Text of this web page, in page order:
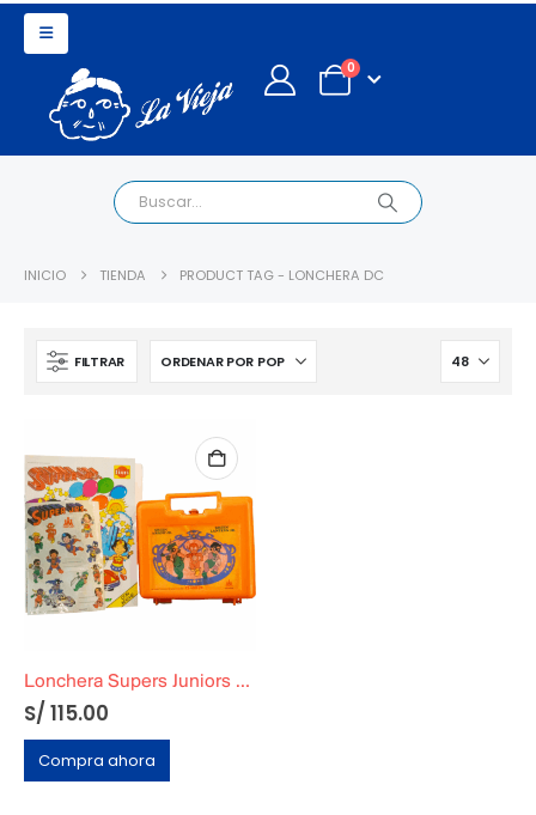
0
INICIO TIENDA PRODUCT TAG - LONCHERA DC
FILTRAR
Lonchera Supers Juniors DC Original + Cuaderno para colorear
S/ 115.00
Compra ahora